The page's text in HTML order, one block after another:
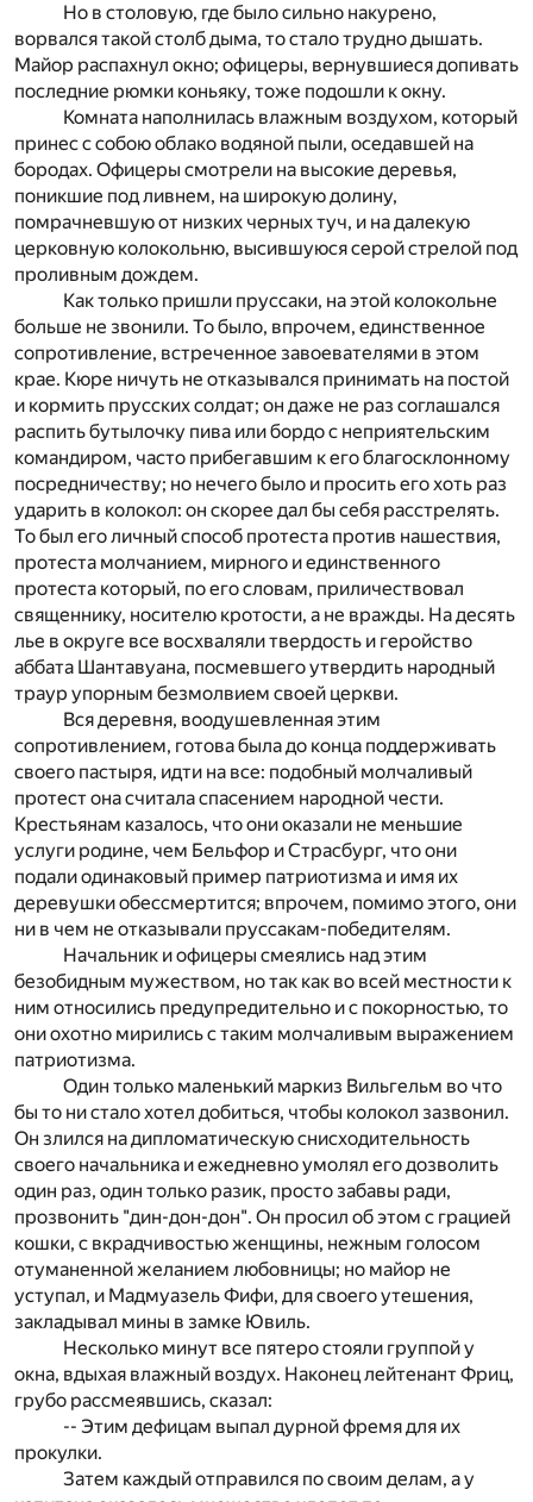
Но в столовую, где было сильно накурено,
ворвался такой столб дыма, то стало трудно дышать.
Майор распахнул окно; офицеры, вернувшиеся допивать
последние рюмки коньяку, тоже подошли к окну.
Комната наполнилась влажным воздухом, который
принес с собою облако водяной пыли, оседавшей на
бородах. Офицеры смотрели на высокие деревья,
поникшие под ливнем, на широкую долину,
помрачневшую от низких черных туч, и на далекую
церковную колокольню, высившуюся серой стрелой под
проливным дождем.
Как только пришли пруссаки, на этой колокольне
больше не звонили. То было, впрочем, единственное
сопротивление, встреченное завоевателями в этом
крае. Кюре ничуть не отказывался принимать на постой
и кормить прусских солдат; он даже не раз соглашался
распить бутылочку пива или бордо с неприятельским
командиром, часто прибегавшим к его благосклонному
посредничеству; но нечего было и просить его хоть раз
ударить в колокол: он скорее дал бы себя расстрелять.
То был его личный способ протеста против нашествия,
протеста молчанием, мирного и единственного
протеста который, по его словам, приличествовал
священнику, носителю кротости, а не вражды. На десять
лье в округе все восхваляли твердость и геройство
аббата Шантавуана, посмевшего утвердить народный
траур упорным безмолвием своей церкви.
Вся деревня, воодушевленная этим
сопротивлением, готова была до конца поддерживать
своего пастыря, идти на все: подобный молчаливый
протест она считала спасением народной чести.
Крестьянам казалось, что они оказали не меньшие
услуги родине, чем Бельфор и Страсбург, что они
подали одинаковый пример патриотизма и имя их
деревушки обессмертится; впрочем, помимо этого, они
ни в чем не отказывали пруссакам-победителям.
Начальник и офицеры смеялись над этим
безобидным мужеством, но так как во всей местности к
ним относились предупредительно и с покорностью, то
они охотно мирились с таким молчаливым выражением
патриотизма.
Один только маленький маркиз Вильгельм во что
бы то ни стало хотел добиться, чтобы колокол зазвонил.
Он злился на дипломатическую снисходительность
своего начальника и ежедневно умолял его дозволить
один раз, один только разик, просто забавы ради,
прозвонить "дин-дон-дон". Он просил об этом с грацией
кошки, с вкрадчивостью женщины, нежным голосом
отуманенной желанием любовницы; но майор не
уступал, и Мадмуазель Фифи, для своего утешения,
закладывал мины в замке Ювиль.
Несколько минут все пятеро стояли группой у
окна, вдыхая влажный воздух. Наконец лейтенант Фриц,
грубо рассмеявшись, сказал:
-- Этим дефицам выпал дурной фремя для их
прокулки.
Затем каждый отправился по своим делам, а у